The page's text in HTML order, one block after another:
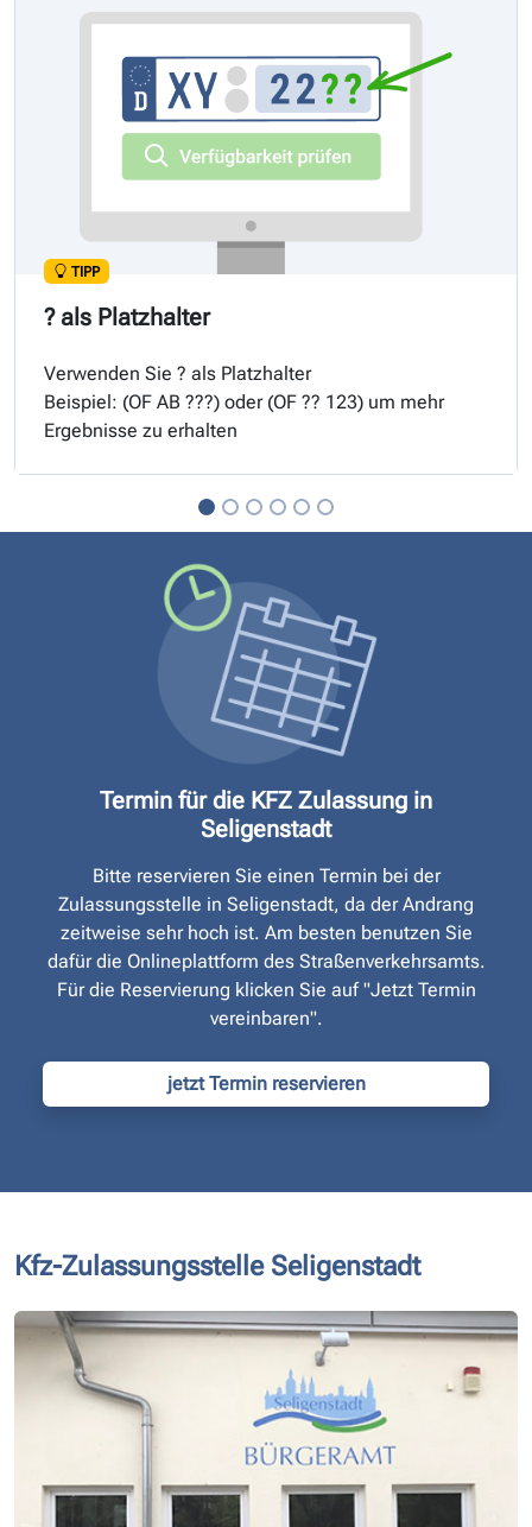
TIPP
? als Platzhalter
Verwenden Sie ? als Platzhalter
Beispiel: (OF AB ???) oder (OF ?? 123) um mehr
Ergebnisse zu erhalten
Termin für die KFZ Zulassung in
Seligenstadt
Bitte reservieren Sie einen Termin bei der
Zulassungsstelle in Seligenstadt, da der Andrang
zeitweise sehr hoch ist. Am besten benutzen Sie
dafür die Onlineplattform des Straßen­verkehrsamts.
Für die Reservierung klicken Sie auf "Jetzt Termin
vereinbaren".
jetzt Termin reservieren
Kfz-Zulassungsstelle Seligenstadt